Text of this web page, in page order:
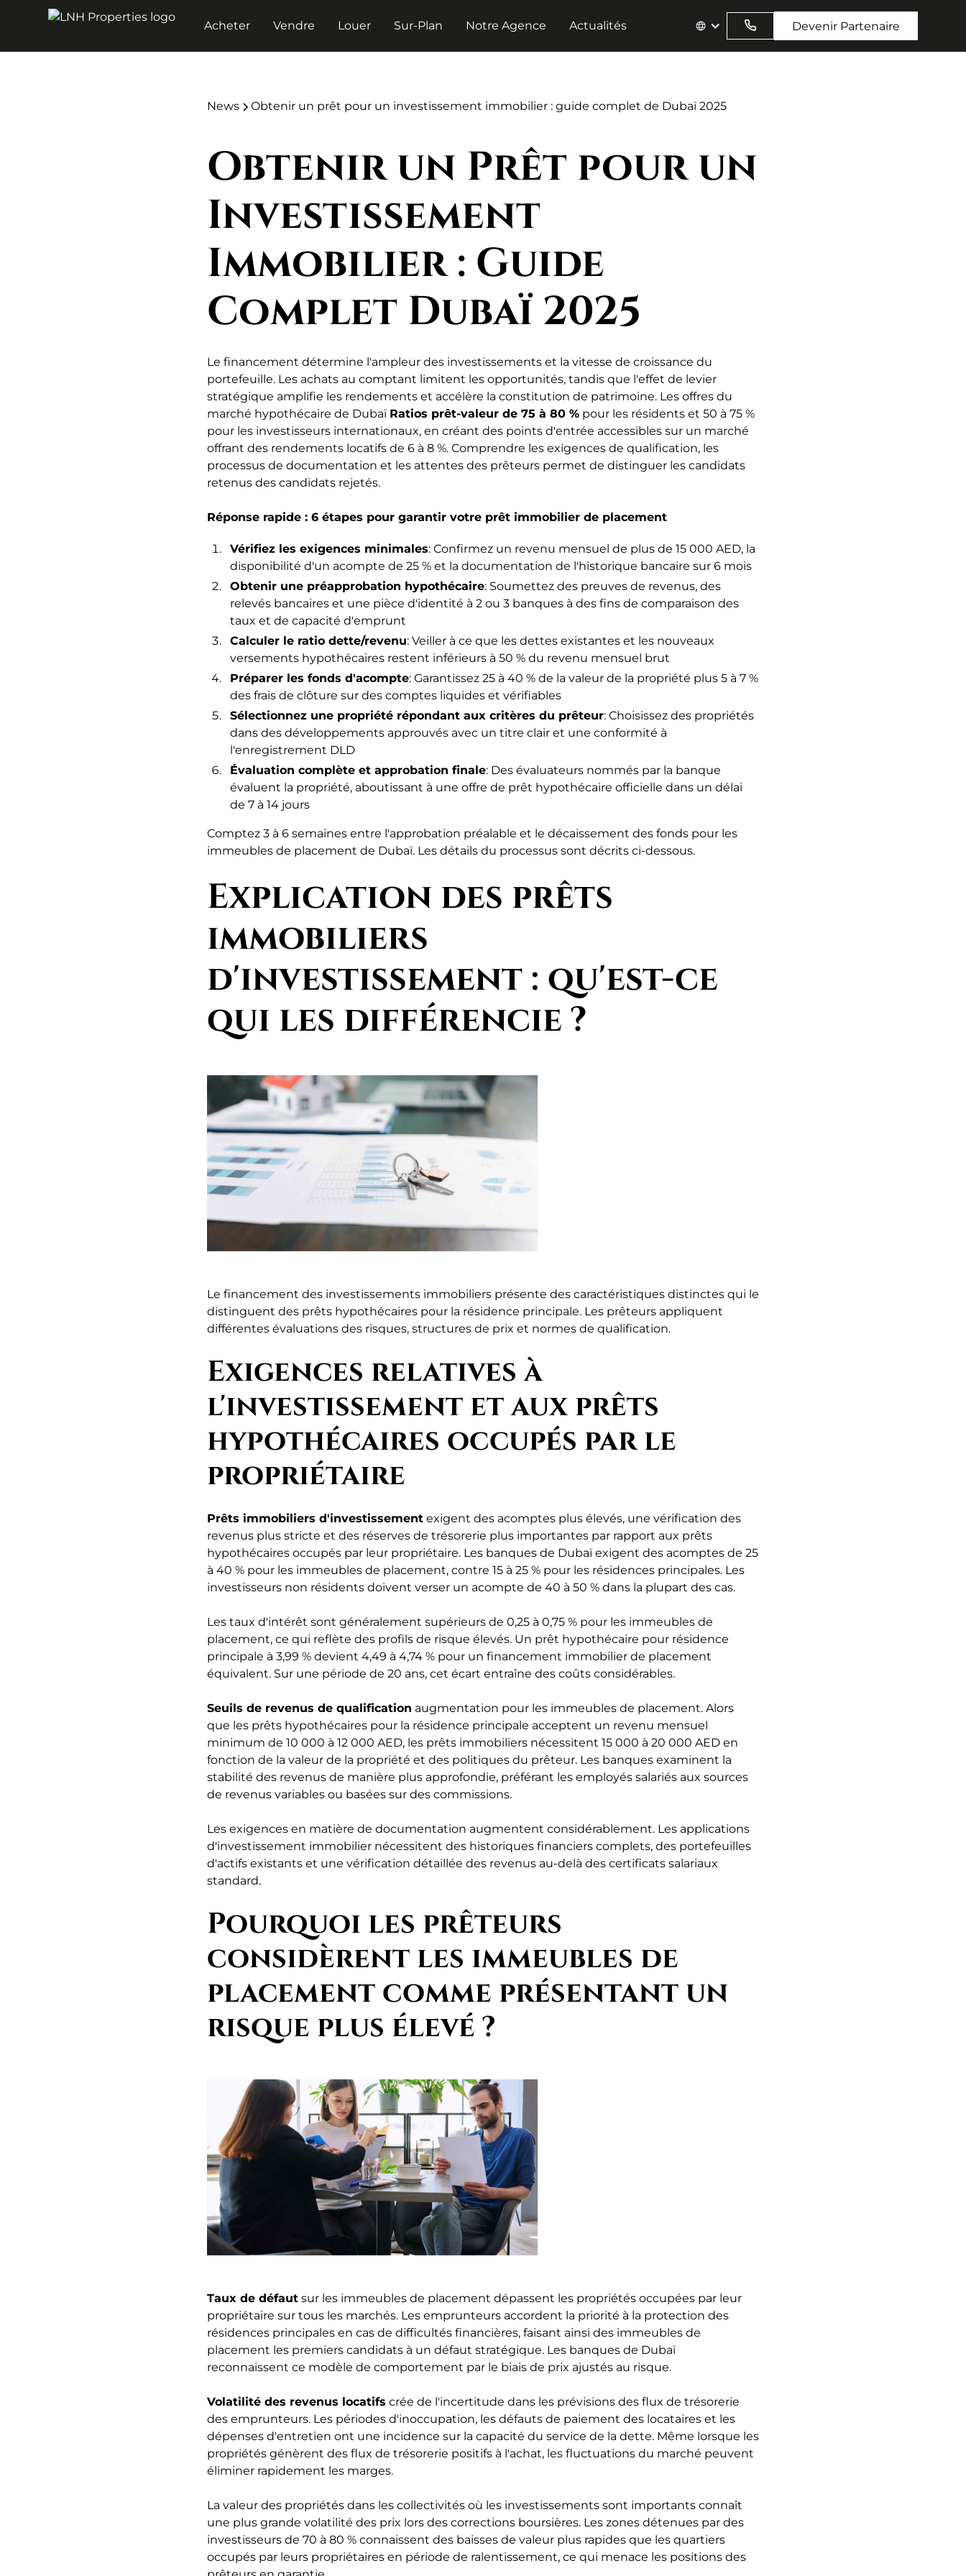
Acheter Vendre Louer Sur-Plan Notre Agence Actualités Devenir Partenaire
News Obtenir un prêt pour un investissement immobilier : guide complet de Dubaï 2025
Obtenir un Prêt pour un
Investissement
Immobilier : Guide
Complet Dubaï 2025
Le financement détermine l'ampleur des investissements et la vitesse de croissance du
portefeuille. Les achats au comptant limitent les opportunités, tandis que l'effet de levier
stratégique amplifie les rendements et accélère la constitution de patrimoine. Les offres du
marché hypothécaire de Dubaï Ratios prêt-valeur de 75 à 80 % pour les résidents et 50 à 75 %
pour les investisseurs internationaux, en créant des points d'entrée accessibles sur un marché
offrant des rendements locatifs de 6 à 8 %. Comprendre les exigences de qualification, les
processus de documentation et les attentes des prêteurs permet de distinguer les candidats
retenus des candidats rejetés.
Réponse rapide : 6 étapes pour garantir votre prêt immobilier de placement
Vérifiez les exigences minimales: Confirmez un revenu mensuel de plus de 15 000 AED, la
disponibilité d'un acompte de 25 % et la documentation de l'historique bancaire sur 6 mois
Obtenir une préapprobation hypothécaire: Soumettez des preuves de revenus, des
relevés bancaires et une pièce d'identité à 2 ou 3 banques à des fins de comparaison des
taux et de capacité d'emprunt
Calculer le ratio dette/revenu: Veiller à ce que les dettes existantes et les nouveaux
versements hypothécaires restent inférieurs à 50 % du revenu mensuel brut
Préparer les fonds d'acompte: Garantissez 25 à 40 % de la valeur de la propriété plus 5 à 7 %
des frais de clôture sur des comptes liquides et vérifiables
Sélectionnez une propriété répondant aux critères du prêteur: Choisissez des propriétés
dans des développements approuvés avec un titre clair et une conformité à
l'enregistrement DLD
Évaluation complète et approbation finale: Des évaluateurs nommés par la banque
évaluent la propriété, aboutissant à une offre de prêt hypothécaire officielle dans un délai
de 7 à 14 jours
Comptez 3 à 6 semaines entre l'approbation préalable et le décaissement des fonds pour les
immeubles de placement de Dubaï. Les détails du processus sont décrits ci-dessous.
Explication des prêts
immobiliers
d'investissement : qu'est-ce
qui les différencie ?
Le financement des investissements immobiliers présente des caractéristiques distinctes qui le
distinguent des prêts hypothécaires pour la résidence principale. Les prêteurs appliquent
différentes évaluations des risques, structures de prix et normes de qualification.
Exigences relatives à
l'investissement et aux prêts
hypothécaires occupés par le
propriétaire
Prêts immobiliers d'investissement exigent des acomptes plus élevés, une vérification des
revenus plus stricte et des réserves de trésorerie plus importantes par rapport aux prêts
hypothécaires occupés par leur propriétaire. Les banques de Dubaï exigent des acomptes de 25
à 40 % pour les immeubles de placement, contre 15 à 25 % pour les résidences principales. Les
investisseurs non résidents doivent verser un acompte de 40 à 50 % dans la plupart des cas.
Les taux d'intérêt sont généralement supérieurs de 0,25 à 0,75 % pour les immeubles de
placement, ce qui reflète des profils de risque élevés. Un prêt hypothécaire pour résidence
principale à 3,99 % devient 4,49 à 4,74 % pour un financement immobilier de placement
équivalent. Sur une période de 20 ans, cet écart entraîne des coûts considérables.
Seuils de revenus de qualification augmentation pour les immeubles de placement. Alors
que les prêts hypothécaires pour la résidence principale acceptent un revenu mensuel
minimum de 10 000 à 12 000 AED, les prêts immobiliers nécessitent 15 000 à 20 000 AED en
fonction de la valeur de la propriété et des politiques du prêteur. Les banques examinent la
stabilité des revenus de manière plus approfondie, préférant les employés salariés aux sources
de revenus variables ou basées sur des commissions.
Les exigences en matière de documentation augmentent considérablement. Les applications
d'investissement immobilier nécessitent des historiques financiers complets, des portefeuilles
d'actifs existants et une vérification détaillée des revenus au-delà des certificats salariaux
standard.
Pourquoi les prêteurs
considèrent les immeubles de
placement comme présentant un
risque plus élevé ?
Taux de défaut sur les immeubles de placement dépassent les propriétés occupées par leur
propriétaire sur tous les marchés. Les emprunteurs accordent la priorité à la protection des
résidences principales en cas de difficultés financières, faisant ainsi des immeubles de
placement les premiers candidats à un défaut stratégique. Les banques de Dubaï
reconnaissent ce modèle de comportement par le biais de prix ajustés au risque.
Volatilité des revenus locatifs crée de l'incertitude dans les prévisions des flux de trésorerie
des emprunteurs. Les périodes d'inoccupation, les défauts de paiement des locataires et les
dépenses d'entretien ont une incidence sur la capacité du service de la dette. Même lorsque les
propriétés génèrent des flux de trésorerie positifs à l'achat, les fluctuations du marché peuvent
éliminer rapidement les marges.
La valeur des propriétés dans les collectivités où les investissements sont importants connaît
une plus grande volatilité des prix lors des corrections boursières. Les zones détenues par des
investisseurs de 70 à 80 % connaissent des baisses de valeur plus rapides que les quartiers
occupés par leurs propriétaires en période de ralentissement, ce qui menace les positions des